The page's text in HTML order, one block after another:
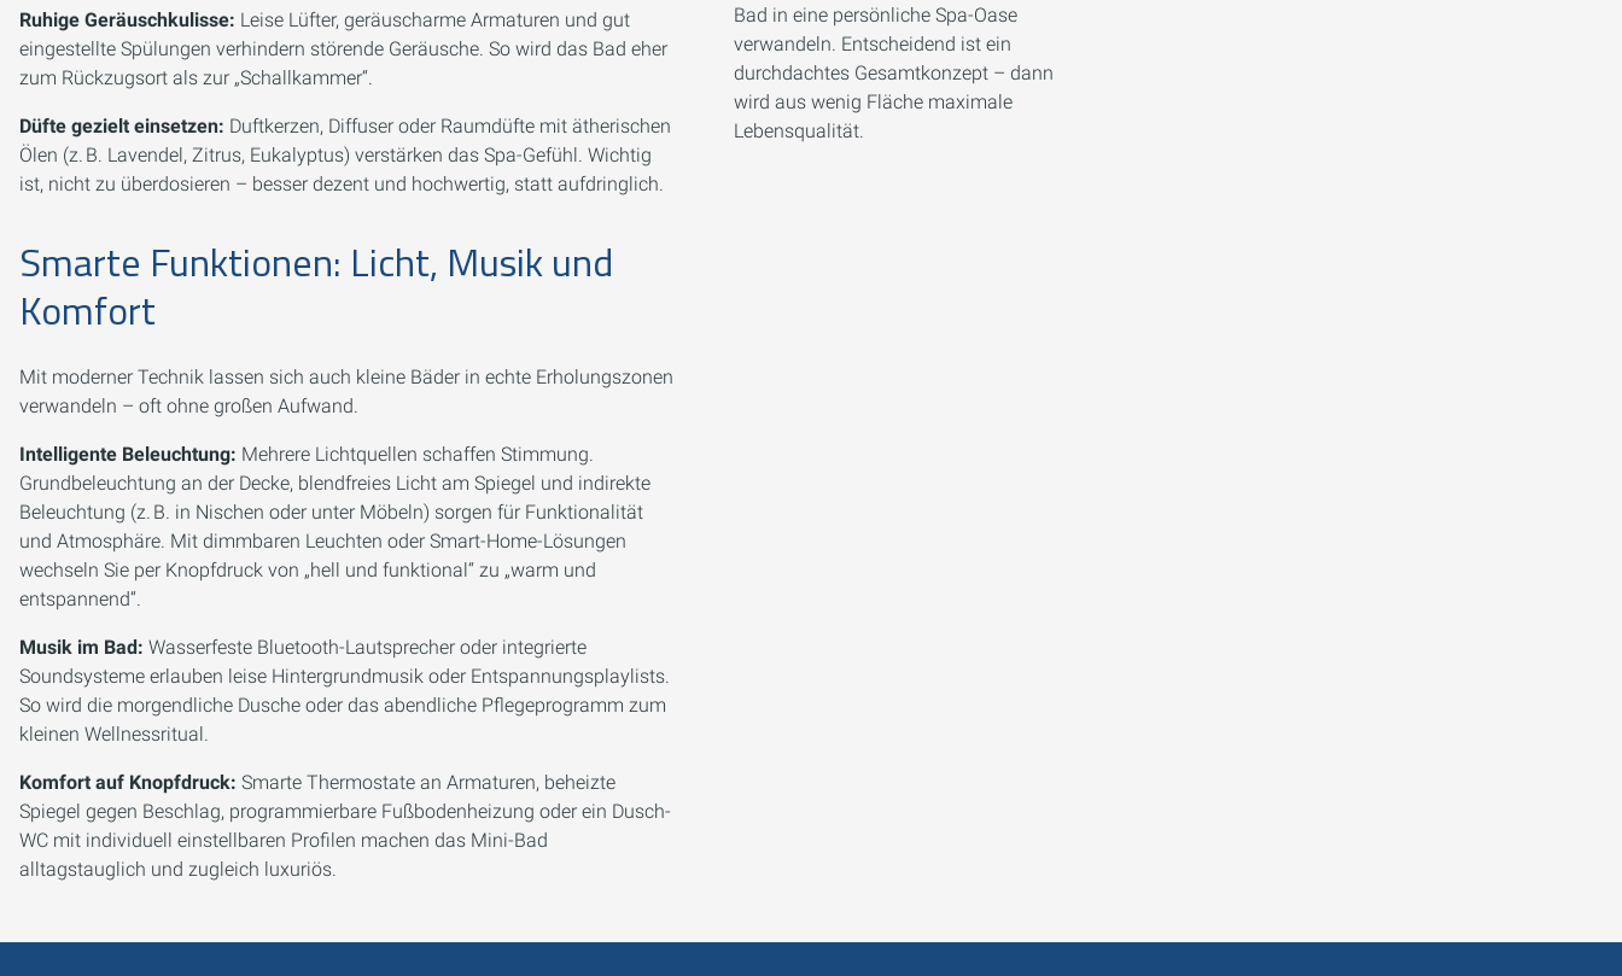
Ruhige Geräuschkulisse: Leise Lüfter, geräuscharme Armaturen und gut
eingestellte Spülungen verhindern störende Geräusche. So wird das Bad eher
zum Rückzugsort als zur „Schallkammer“.
Düfte gezielt einsetzen: Duftkerzen, Diffuser oder Raumdüfte mit ätherischen
Ölen (z. B. Lavendel, Zitrus, Eukalyptus) verstärken das Spa-Gefühl. Wichtig
ist, nicht zu überdosieren – besser dezent und hochwertig, statt aufdringlich.
Smarte Funktionen: Licht, Musik und
Komfort
Mit moderner Technik lassen sich auch kleine Bäder in echte Erholungszonen
verwandeln – oft ohne großen Aufwand.
Intelligente Beleuchtung: Mehrere Lichtquellen schaffen Stimmung.
Grundbeleuchtung an der Decke, blendfreies Licht am Spiegel und indirekte
Beleuchtung (z. B. in Nischen oder unter Möbeln) sorgen für Funktionalität
und Atmosphäre. Mit dimmbaren Leuchten oder Smart-Home-Lösungen
wechseln Sie per Knopfdruck von „hell und funktional“ zu „warm und
entspannend“.
Musik im Bad: Wasserfeste Bluetooth-Lautsprecher oder integrierte
Soundsysteme erlauben leise Hintergrundmusik oder Entspannungsplaylists.
So wird die morgendliche Dusche oder das abendliche Pflegeprogramm zum
kleinen Wellnessritual.
Komfort auf Knopfdruck: Smarte Thermostate an Armaturen, beheizte
Spiegel gegen Beschlag, programmierbare Fußbodenheizung oder ein Dusch-
WC mit individuell einstellbaren Profilen machen das Mini-Bad
alltagstauglich und zugleich luxuriös.
Bad in eine persönliche Spa-Oase
verwandeln. Entscheidend ist ein
durchdachtes Gesamtkonzept – dann
wird aus wenig Fläche maximale
Lebensqualität.